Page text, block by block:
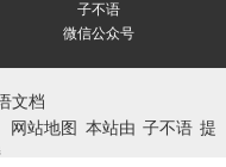
子不语
微信公众号
文档
网站地图 本站由 子不语 提